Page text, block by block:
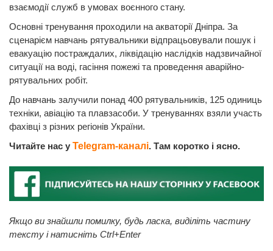
взаємодії служб в умовах воєнного стану.
Основні тренування проходили на акваторії Дніпра. За
сценарієм навчань рятувальники відпрацьовували пошук і
евакуацію постраждалих, ліквідацію наслідків надзвичайної
ситуації на воді, гасіння пожежі та проведення аварійно-
рятувальних робіт.
До навчань залучили понад 400 рятувальників, 125 одиниць
техніки, авіацію та плавзасоби. У тренуваннях взяли участь
фахівці з різних регіонів України.
Читайте нас у Telegram-каналі. Там коротко і ясно.
Якщо ви знайшли помилку, будь ласка, виділіть частину
тексту і натисніть Ctrl+Enter